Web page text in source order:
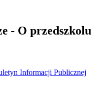
- O przedszkolu
Informacji Publicznej